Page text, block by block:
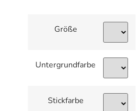
Größe
Untergrundfarbe
Stickfarbe